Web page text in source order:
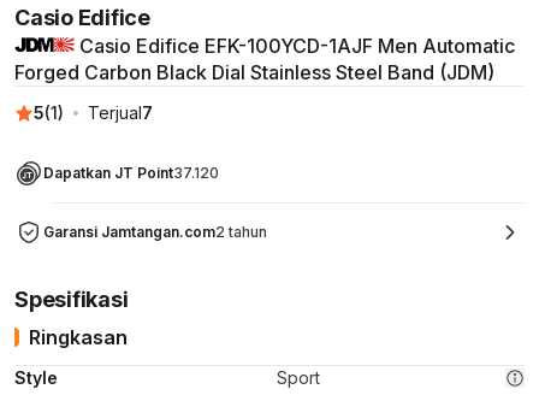
Casio Edifice
Casio Edifice EFK-100YCD-1AJF Men Automatic
Forged Carbon Black Dial Stainless Steel Band (JDM)
5(1) Terjual7
Dapatkan JT Point37.120
Garansi Jamtangan.com2 tahun
Spesifikasi
Ringkasan
Style Sport